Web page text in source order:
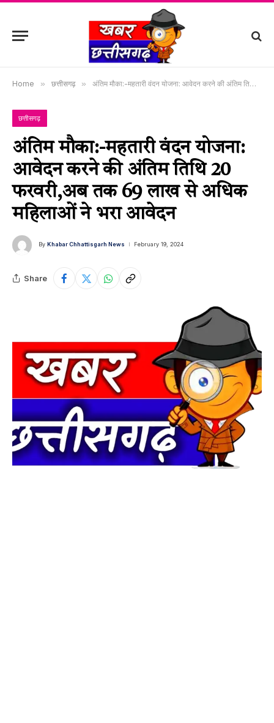
Home » छत्तीसगढ़ » अंतिम मौका:-महतारी वंदन योजना: आवेदन करने की अंतिम तिथि 20 फरवरी,अब तक 69 लाख से अधिक महिलाओं ने भरा आवेदन
छत्तीसगढ़
अंतिम मौका:-महतारी वंदन योजना:
आवेदन करने की अंतिम तिथि 20
फरवरी,अब तक 69 लाख से अधिक
महिलाओं ने भरा आवेदन
By Khabar Chhattisgarh News February 19, 2024
Share